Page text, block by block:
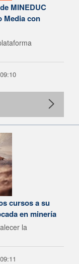
MINEDUC
Media con
cursos a su
en minería
la